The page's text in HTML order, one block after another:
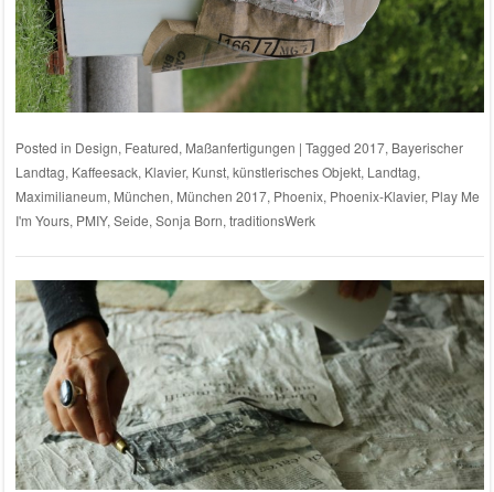
Posted in Design, Featured, Maßanfertigungen | Tagged 2017, Bayerischer
Landtag, Kaffeesack, Klavier, Kunst, künstlerisches Objekt, Landtag,
Maximilianeum, München, München 2017, Phoenix, Phoenix-Klavier, Play Me
I'm Yours, PMIY, Seide, Sonja Born, traditionsWerk